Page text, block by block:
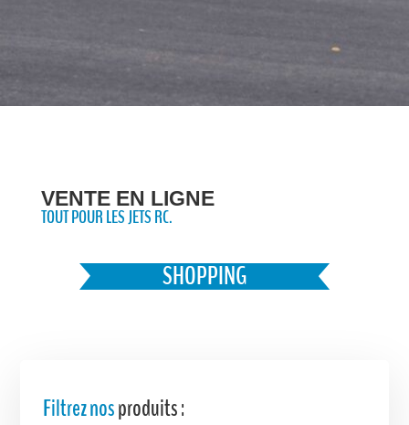
VENTE EN LIGNE
TOUT POUR LES JETS RC.
SHOPPING
Filtrez nosproduits :